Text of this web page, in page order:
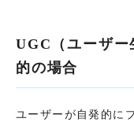
UGC（ユーザー
的の場合
ユーザーが自発的に